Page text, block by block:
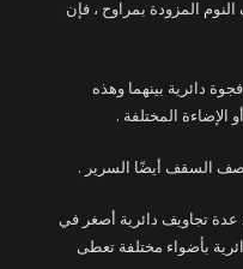
المزودة بمراوح ، فإن
دائرية بينهما وهذه
الإضاءة المختلفة .
السقف أيضًا السرير .
عدة تجاويف دائرية أصغر في
بأضواء مختلفة تعطى